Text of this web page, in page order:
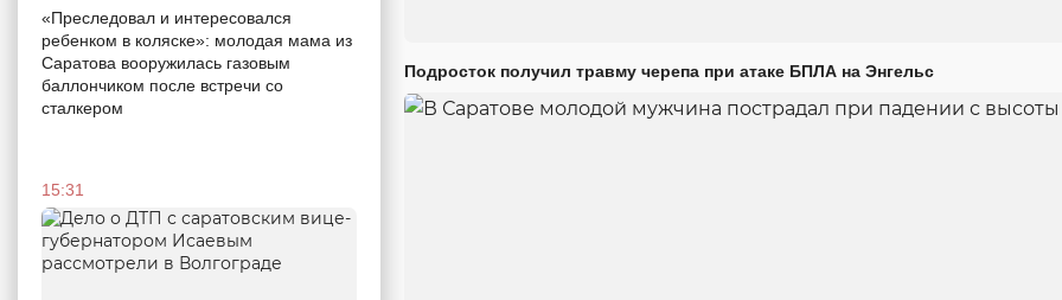
«Преследовал и интересовался
ребенком в коляске»: молодая мама из
Саратова вооружилась газовым
баллончиком после встречи со
сталкером
15:31
Подросток получил травму черепа при атаке БПЛА на Энгельс